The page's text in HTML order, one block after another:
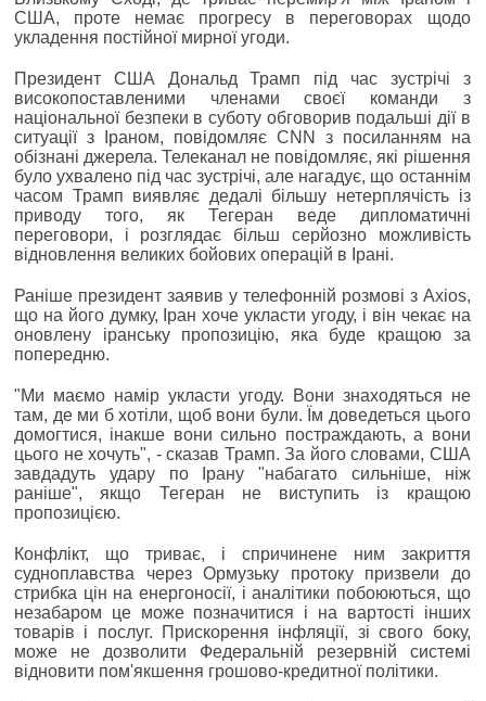
США, проте немає прогресу в переговорах щодо
укладення постійної мирної угоди.
Президент США Дональд Трамп під час зустрічі з
високопоставленими членами своєї команди з
національної безпеки в суботу обговорив подальші дії в
ситуації з Іраном, повідомляє CNN з посиланням на
обізнані джерела. Телеканал не повідомляє, які рішення
було ухвалено під час зустрічі, але нагадує, що останнім
часом Трамп виявляє дедалі більшу нетерплячість із
приводу того, як Тегеран веде дипломатичні
переговори, і розглядає більш серйозно можливість
відновлення великих бойових операцій в Ірані.
Раніше президент заявив у телефонній розмові з Axios,
що на його думку, Іран хоче укласти угоду, і він чекає на
оновлену іранську пропозицію, яка буде кращою за
попередню.
"Ми маємо намір укласти угоду. Вони знаходяться не
там, де ми б хотіли, щоб вони були. Їм доведеться цього
домогтися, інакше вони сильно постраждають, а вони
цього не хочуть", - сказав Трамп. За його словами, США
завдадуть удару по Ірану "набагато сильніше, ніж
раніше", якщо Тегеран не виступить із кращою
пропозицією.
Конфлікт, що триває, і спричинене ним закриття
судноплавства через Ормузьку протоку призвели до
стрибка цін на енергоносії, і аналітики побоюються, що
незабаром це може позначитися і на вартості інших
товарів і послуг. Прискорення інфляції, зі свого боку,
може не дозволити Федеральній резервній системі
відновити пом'якшення грошово-кредитної політики.